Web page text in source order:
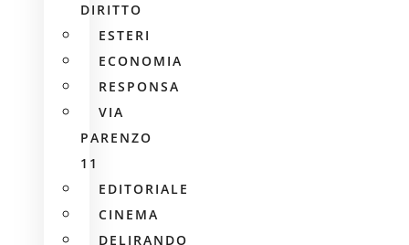
DIRITTO
ESTERI
ECONOMIA
RESPONSA
VIA
PARENZO
11
EDITORIALE
CINEMA
DELIRANDO